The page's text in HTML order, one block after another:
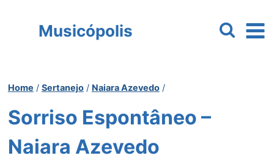
Musicópolis
Home / Sertanejo / Naiara Azevedo /
Sorriso Espontâneo –
Naiara Azevedo